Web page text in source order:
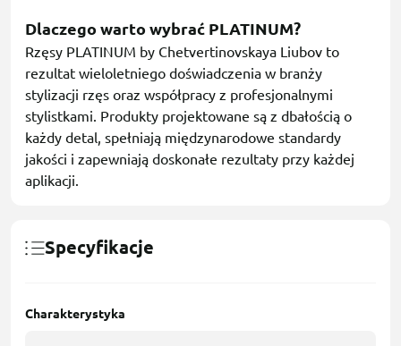
Dlaczego warto wybrać PLATINUM?
Rzęsy PLATINUM by Chetvertinovskaya Liubov to
rezultat wieloletniego doświadczenia w branży
stylizacji rzęs oraz współpracy z profesjonalnymi
stylistkami. Produkty projektowane są z dbałością o
każdy detal, spełniają międzynarodowe standardy
jakości i zapewniają doskonałe rezultaty przy każdej
aplikacji.
Specyfikacje
Charakterystyka